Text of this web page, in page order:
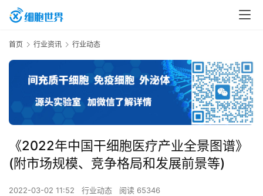
首页 行业资讯 行业动态
《2022年中国干细胞医疗产业全景图谱》
(附市场规模、竞争格局和发展前景等)
2022-03-02 11:52 行业动态 阅读 65346